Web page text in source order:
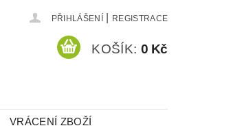
PŘIHLÁŠENÍ REGISTRACE
KOŠÍK: 0 Kč
VRÁCENÍ ZBOŽÍ